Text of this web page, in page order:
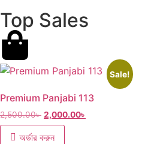
Top Sales
Sale!
Premium Panjabi 113
2,500.00৳ 2,000.00৳
অর্ডার করুন